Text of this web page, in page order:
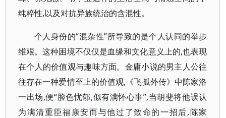
纯粹性,以及对抗异族统治的含混性。
个人身份的“混杂性”所导致的是个人认同的举步
维艰。这种困境不仅仅是血缘和文化意义上的,也表现
在个人的价值观与趣味方面。金庸小说的男主人公往
往存在一种爱情至上的价值观,《飞孤外传》中陈家洛
一出场,便“脸色忧郁,似有满怀心事”,当胡斐将他误认
为满清重臣福康安而与他过了致命的一招后,陈家